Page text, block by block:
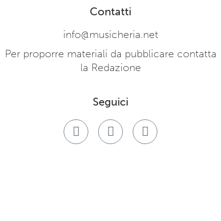
Contatti
info@musicheria.net
Per proporre materiali da pubblicare contatta
la Redazione
Seguici